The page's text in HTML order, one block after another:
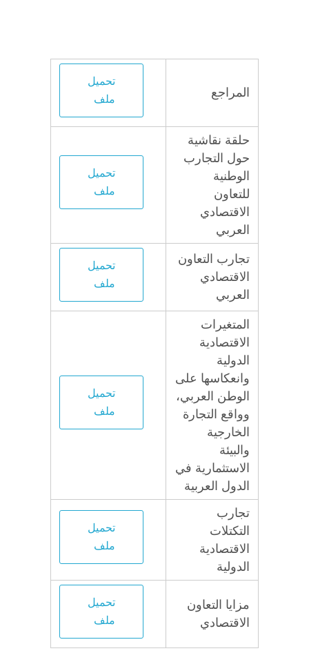
المراجع
تحميل
ملف
حلقة نقاشية
حول التجارب
الوطنية
للتعاون
الاقتصادي
العربي
تحميل
ملف
تجارب التعاون
الاقتصادي
العربي
تحميل
ملف
المتغيرات
الاقتصادية
الدولية
وانعكاسها على
الوطن العربي،
وواقع التجارة
الخارجية
والبيئة
الاستثمارية في
الدول العربية
تحميل
ملف
تجارب
التكتلات
الاقتصادية
الدولية
تحميل
ملف
مزايا التعاون
الاقتصادي
تحميل
ملف